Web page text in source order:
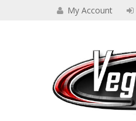
My Account